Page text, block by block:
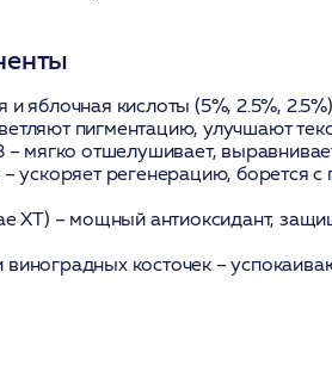
и яблочная кислоты (5%, 2.5%, 2.5%)
пигментацию, улучшают
– мягко отшелушивает,
– ускоряет регенерацию, борется с
XT) – мощный антиоксидант,
косточек –